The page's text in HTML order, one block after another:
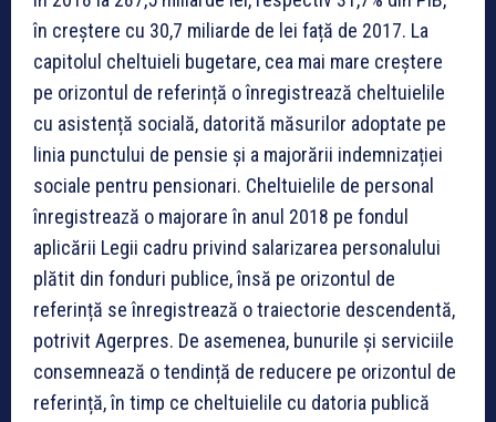
în creștere cu 30,7 miliarde de lei față de 2017. La
capitolul cheltuieli bugetare, cea mai mare creștere
pe orizontul de referință o înregistrează cheltuielile
cu asistență socială, datorită măsurilor adoptate pe
linia punctului de pensie și a majorării indemnizației
sociale pentru pensionari. Cheltuielile de personal
înregistrează o majorare în anul 2018 pe fondul
aplicării Legii cadru privind salarizarea personalului
plătit din fonduri publice, însă pe orizontul de
referință se înregistrează o traiectorie descendentă,
potrivit Agerpres. De asemenea, bunurile și serviciile
consemnează o tendință de reducere pe orizontul de
referință, în timp ce cheltuielile cu datoria publică